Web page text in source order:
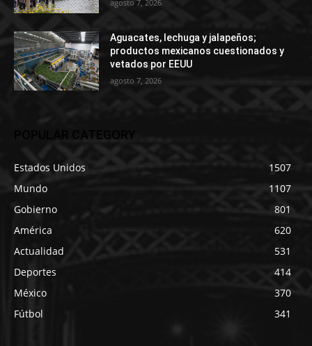
agosto 7, 2026
Aguacates, lechuga y jalapeños;
productos mexicanos cuestionados y
vetados por EEUU
agosto 7, 2026
POPULAR CATEGORY
Estados Unidos
1507
Mundo
1107
Gobierno
801
América
620
Actualidad
531
Deportes
414
México
370
Fútbol
341